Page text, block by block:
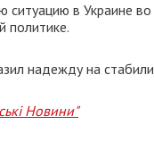
ситуацию в Украине
политике.
надежду на
Новини"